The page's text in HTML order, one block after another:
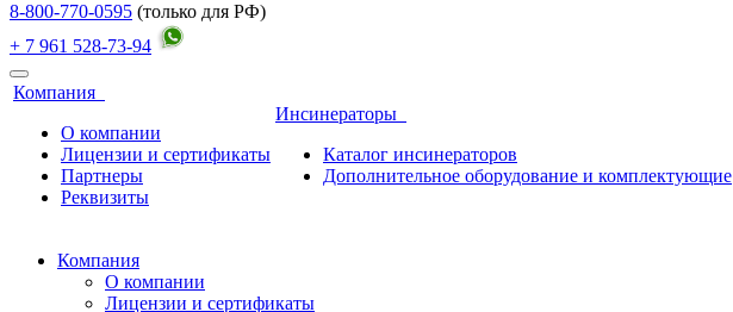
8-800-770-0595 (только для РФ)
+ 7 961 528-73-94
Компания
О компании
Лицензии и сертификаты
Партнеры
Реквизиты
Инсинераторы
Каталог инсинераторов
Дополнительное оборудование и комплектующие
Компания
О компании
Лицензии и сертификаты